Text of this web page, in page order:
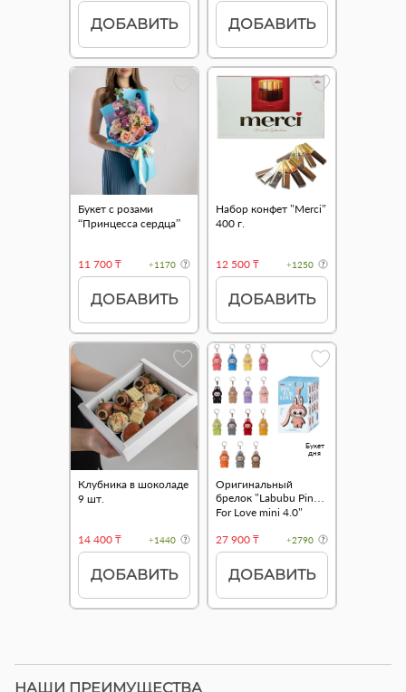
ДОБАВИТЬ ДОБАВИТЬ
Букет с розами
“Принцесса сердца”
11 700 ₸ +1170
ДОБАВИТЬ
Набор конфет "Merci"
400 г.
12 500 ₸ +1250
ДОБАВИТЬ
Клубника в шоколаде
9 шт.
14 400 ₸ +1440
ДОБАВИТЬ
Букет
дня
Оригинальный
брелок "Labubu Pin
For Love mini 4.0"
27 900 ₸
+2790
ДОБАВИТЬ
НАШИ ПРЕИМУЩЕСТВА